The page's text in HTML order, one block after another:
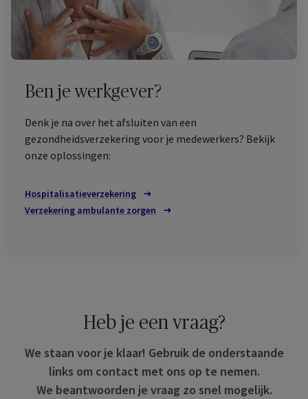
Ben je werkgever?
Denk je na over het afsluiten van een
gezondheidsverzekering voor je medewerkers? Bekijk
onze oplossingen:
Hospitalisatieverzekering
Verzekering ambulante zorgen
Heb je een vraag?
We staan voor je klaar! Gebruik de onderstaande
links om contact met ons op te nemen.
We beantwoorden je vraag zo snel mogelijk.